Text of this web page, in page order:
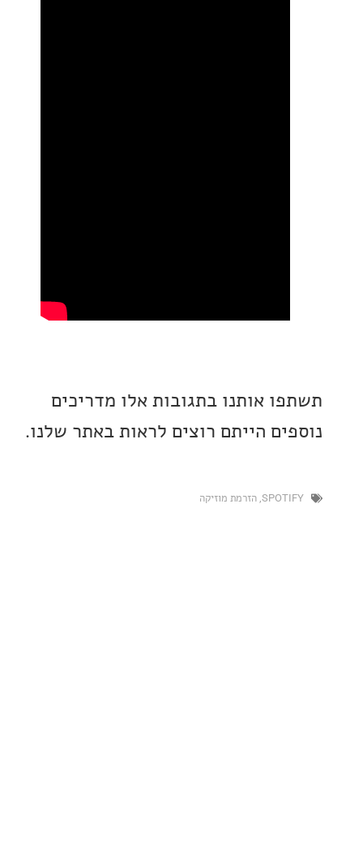
אותנו בתגובות אלו מדריכים
הייתם רוצים לראות באתר שלנו.
הזרמת מוזיקה